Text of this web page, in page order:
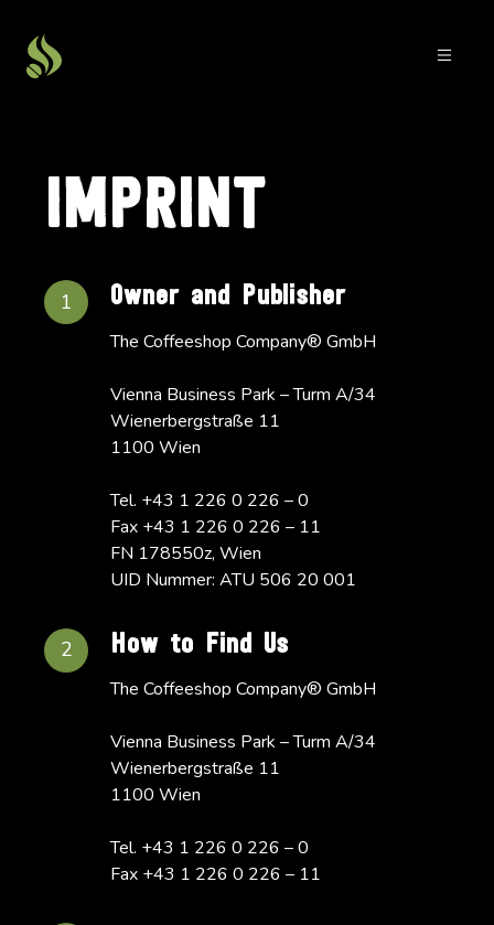
IMPRINT
1 Owner and Publisher
The Coffeeshop Company® GmbH
Vienna Business Park – Turm A/34
Wienerbergstraße 11
1100 Wien
Tel. +43 1 226 0 226 – 0
Fax +43 1 226 0 226 – 11
FN 178550z, Wien
UID Nummer: ATU 506 20 001
2 How to Find Us
The Coffeeshop Company® GmbH
Vienna Business Park – Turm A/34
Wienerbergstraße 11
1100 Wien
Tel. +43 1 226 0 226 – 0
Fax +43 1 226 0 226 – 11